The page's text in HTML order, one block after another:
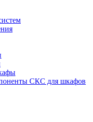
СКС для шкафов